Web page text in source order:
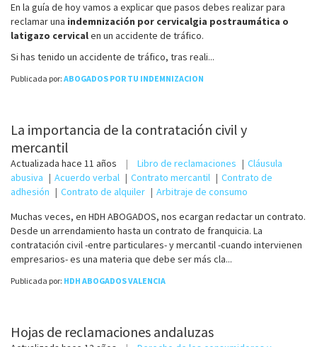
En la guía de hoy vamos a explicar que pasos debes realizar para
reclamar una indemnización por cervicalgia postraumática o
latigazo cervicalen un accidente de tráfico.
Si has tenido un accidente de tráfico, tras reali...
Publicada por: ABOGADOS POR TU INDEMNIZACION
La importancia de la contratación civil y
mercantil
Actualizada hace 11 años Libro de reclamaciones
Cláusula
abusiva
Acuerdo verbal Contrato mercantil
Contrato de
adhesión
Contrato de alquiler
Arbitraje de consumo
Muchas veces, en HDH ABOGADOS, nos ecargan redactar un contrato.
Desde un arrendamiento hasta un contrato de franquicia. La
contratación civil -entre particulares- y mercantil -cuando intervienen
empresarios- es una materia que debe ser más cla...
Publicada por: HDH ABOGADOS VALENCIA
Hojas de reclamaciones andaluzas